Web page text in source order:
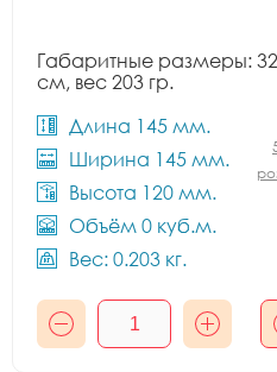
Габаритные размеры: 32
см, вес 203 гр.
Длина 145 мм.
Ширина 145 мм.
Высота 120 мм.
Объём 0 куб.м.
Вес: 0.203 кг.